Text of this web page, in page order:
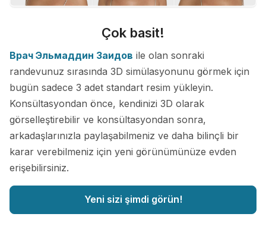
Çok basit!
Врач Эльмаддин Заидов ile olan sonraki
randevunuz sırasında 3D simülasyonunu görmek için
bugün sadece 3 adet standart resim yükleyin.
Konsültasyondan önce, kendinizi 3D olarak
görselleştirebilir ve konsültasyondan sonra,
arkadaşlarınızla paylaşabilmeniz ve daha bilinçli bir
karar verebilmeniz için yeni görünümünüze evden
erişebilirsiniz.
Yeni sizi şimdi görün!